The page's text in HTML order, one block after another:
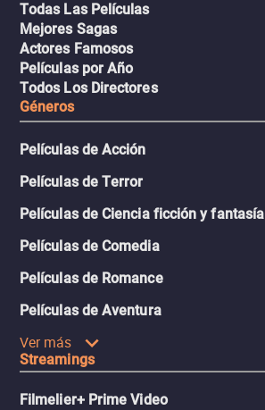
Todas Las Películas
Mejores Sagas
Actores Famosos
Películas por Año
Todos Los Directores
Géneros
Películas de Acción
Películas de Terror
Películas de Ciencia ficción y fantasía
Películas de Comedia
Películas de Romance
Películas de Aventura
Ver más
Streamings
Filmelier+ Prime Video